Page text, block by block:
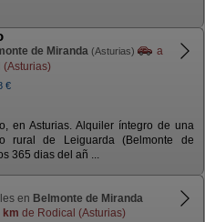
de Miranda (Asturias)
a
(Asturias)
€
en Asturias. Alquiler íntegro de una
rural de Leiguarda (Belmonte de
365 dias del añ ...
en Belmonte de Miranda
km de Rodical (Asturias)